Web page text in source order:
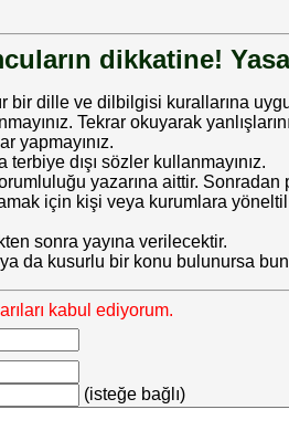
dikkatine!
bir dille ve dilbilgisi kurallarına
Tekrar okuyarak
yapmayınız.
terbiye dışı sözler kullanmayınız.
yazarına aittir.
için kişi veya kurumlara
sonra yayına verilecektir.
ya da kusurlu bir konu bulunursa
kabul ediyorum.
(isteğe bağlı)